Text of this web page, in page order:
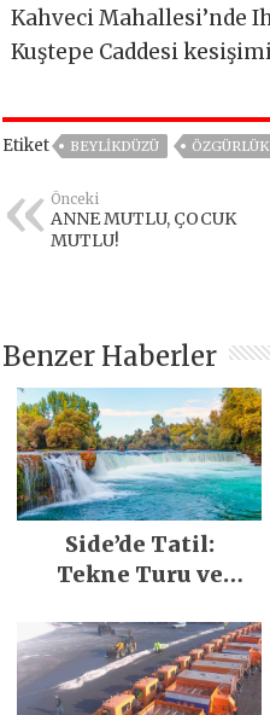
Kahveci Mahallesi’nde
Kuştepe Caddesi
Etiket BEYLIKDÜZÜ ÖZGÜRLÜK
Önceki
ANNE MUTLU, ÇOCUK
MUTLU!
Benzer Haberler
Side’de Tatil:
Tekne Turu ve